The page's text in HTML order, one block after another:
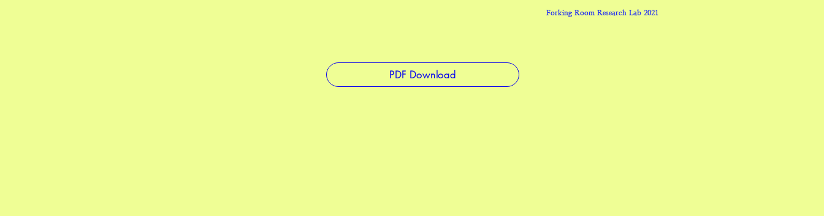
Forking Room Research Lab 2021
PDF Download